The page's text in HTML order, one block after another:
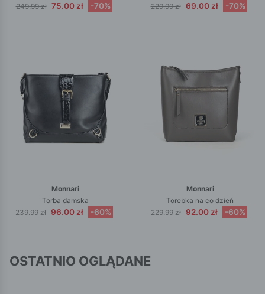
249.99 zł 75.00 zł -70%
229.99 zł 69.00 zł -70%
Monnari
Torba damska
239.99 zł 96.00 zł -60%
Monnari
Torebka na co dzień
229.99 zł 92.00 zł -60%
OSTATNIO OGLĄDANE